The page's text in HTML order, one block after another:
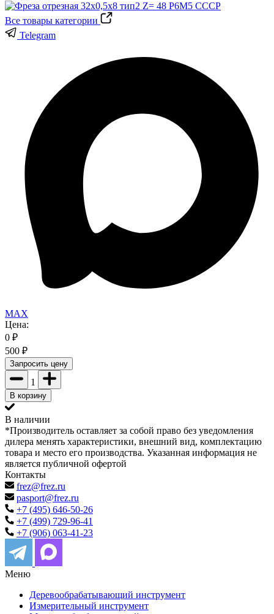
Все товары категории
Telegram
MAX
Цена:
0 ₽
500 ₽
Запросить цену
1
В корзину
В наличии
*Производитель оставляет за собой право без уведомления
дилера менять характеристики, внешний вид, комплектацию
товара и место его производства. Указанная информация не
является публичной офертой
Контакты
frez@frez.ru
pasport@frez.ru
+7 (495) 646-50-26
+7 (499) 729-96-41
+7 (906) 063-41-23
Меню
Деревообрабатывающий инструмент
Измерительный инструмент